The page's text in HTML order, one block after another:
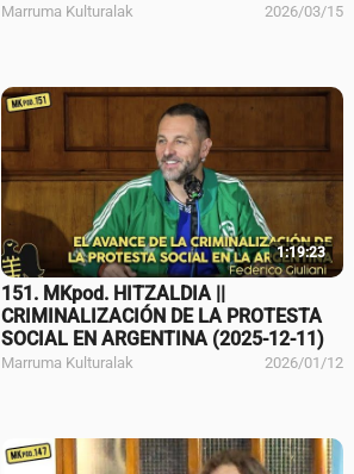
Marruma Kulturalak 2026/03/15
1:19:23
151. MKpod. HITZALDIA ||
CRIMINALIZACIÓN DE LA PROTESTA
SOCIAL EN ARGENTINA (2025-12-11)
Marruma Kulturalak 2026/01/12